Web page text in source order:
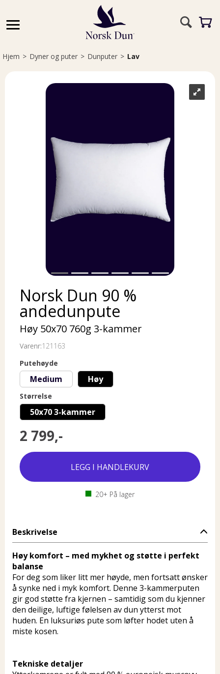
Hjem>Dyner og puter>Dunputer>Lav
Norsk Dun 90 %
andedunpute
Høy 50x70 760g 3-kammer
Varenr:121163
Putehøyde
Medium Høy
Størrelse
50x70 3-kammer
2 799,-
20+ På lager
Beskrivelse
Høy komfort – med mykhet og støtte i perfekt
balanse
For deg som liker litt mer høyde, men fortsatt ønsker
å synke ned i myk komfort. Denne 3-kammerputen
gir god støtte fra kjernen – samtidig som du kjenner
den deilige, luftige følelsen av dun ytterst mot
huden. En luksuriøs pute som løfter hodet uten å
miste kosen.
Tekniske detaljer